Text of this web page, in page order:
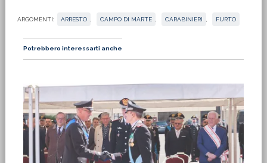
ARGOMENTI: ARRESTO CAMPO DI MARTE CARABINIERI FURTO
Potrebbero interessarti anche